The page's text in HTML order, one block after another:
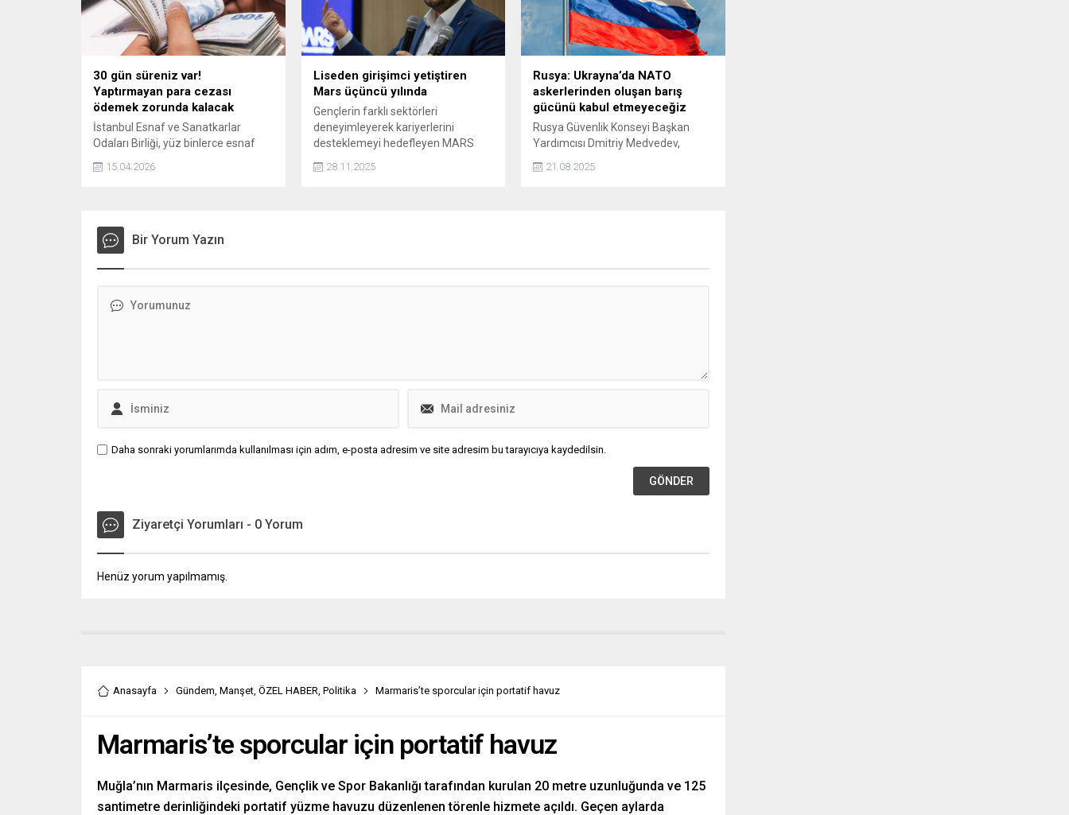
Lockheed C-130 Hercules tipi uçak,
düşüş nedeninin belirlenmesi için
inceleniyor.
yoğun biçimde ortaya çıkaran bir
yöntem olarak öne çıkıyor. Bu
nedenle başarılı bir espresso
yalnızca kaliteli çekirdek...
araçların arkasına, duvarlara,
aydınlatma direklerine ve otobüs
duraklarına astı.
30 gün süreniz var!
Yaptırmayan para cezası
ödemek zorunda kalacak
İstanbul Esnaf ve Sanatkarlar
Odaları Birliği, yüz binlerce esnaf
yürürlüğe koydu. Yapılan
de iş yerlerinin kapatılması gibi
yaptırımlarla karşı karşıya kalacak.
15.04.2026
Liseden girişimci yetiştiren
Mars üçüncü yılında
Gençlerin farklı sektörleri
deneyimleyerek kariyerlerini
desteklemeyi hedefleyen MARS
Lise öğrencilerinin katıldığı ve uzay
28.11.2025
Rusya: Ukrayna’da NATO
askerlerinden oluşan barış
gücünü kabul etmeyeceğiz
Rusya Güvenlik Konseyi Başkan
Yardımcısı Dmitriy Medvedev,
askerlerini ve bu tür bir güvenlik
21.08.2025
Bir Yorum Yazın
Daha sonraki yorumlarımda kullanılması için adım, e-posta adresim ve site adresim bu tarayıcıya kaydedilsin.
Ziyaretçi Yorumları - 0 Yorum
Henüz yorum yapılmamış.
Anasayfa Gündem Manşet ÖZEL HABER Politika Marmaris’te sporcular için portatif havuz
Marmaris’te sporcular için portatif havuz
Muğla’nın Marmaris ilçesinde, Gençlik ve Spor Bakanlığı tarafından kurulan 20 metre uzunluğunda ve 125
santimetre derinliğindeki portatif yüzme havuzu düzenlenen törenle hizmete açıldı. Geçen aylarda